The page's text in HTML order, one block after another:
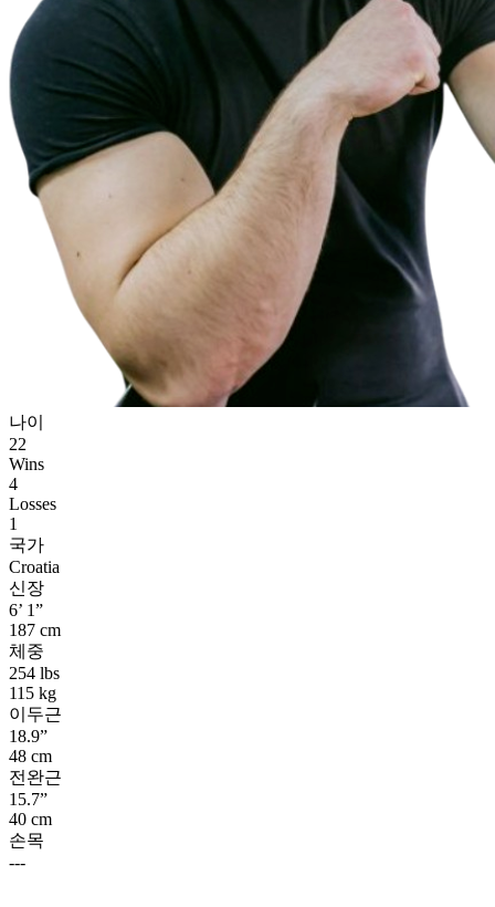
나이
22
Wins
4
Losses
1
국가
Croatia
신장
6’ 1”
187 cm
체중
254 lbs
115 kg
이두근
18.9”
48 cm
전완근
15.7”
40 cm
손목
---